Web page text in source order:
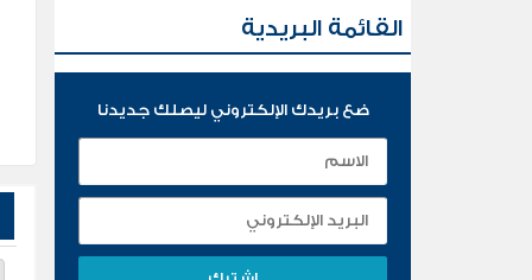
القائمة البريدية
ضع بريدك الإلكتروني ليصلك جديدنا